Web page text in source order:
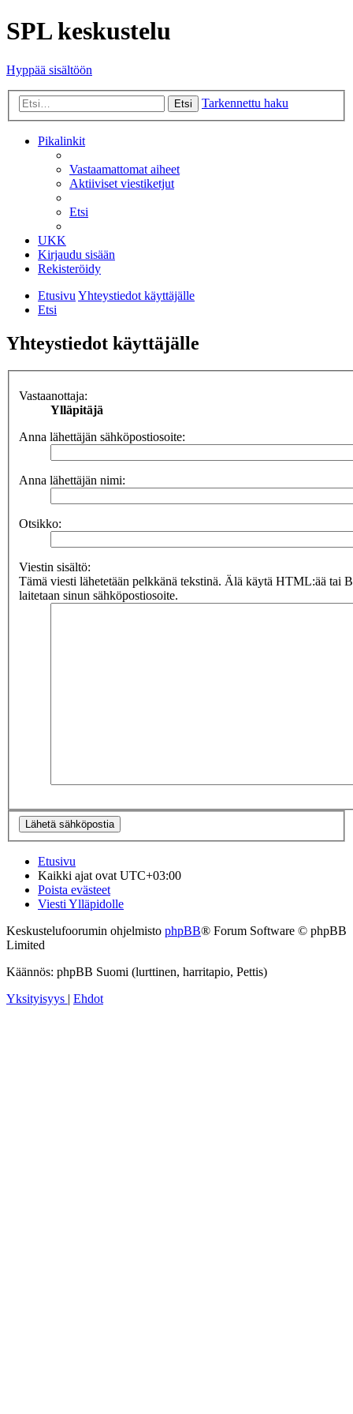
SPL keskustelu
Hyppää sisältöön
Etsi Tarkennettu haku
Pikalinkit
Vastaamattomat aiheet
Aktiiviset viestiketjut
Etsi
UKK
Kirjaudu sisään
Rekisteröidy
EtusivuYhteystiedot käyttäjälle
Etsi
Yhteystiedot käyttäjälle
Vastaanottaja:
Ylläpitäjä
Anna lähettäjän sähköpostiosoite:
Anna lähettäjän nimi:
Otsikko:
Viestin sisältö:
Tämä viesti lähetetään pelkkänä tekstinä. Älä käytä HTML:ää tai
laitetaan sinun sähköpostiosoite.
Etusivu
Kaikki ajat ovatUTC+03:00
Poista evästeet
Viesti Ylläpidolle
Keskustelufoorumin ohjelmisto phpBB® Forum Software © phpBB
Limited
Käännös: phpBB Suomi (lurttinen, harritapio, Pettis)
Yksityisyys
Ehdot